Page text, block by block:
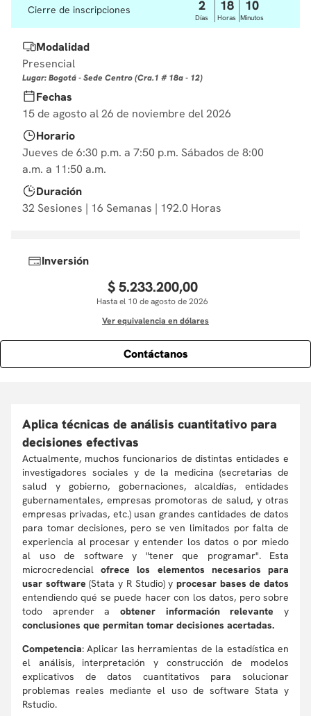
derecho
Cierre de inscripciones 2
Días
18
Horas
10
Minutos
Modalidad
Presencial
Lugar: Bogotá - Sede Centro (Cra.1 # 18a - 12)
Fechas
15 de agosto al 26 de noviembre del 2026
Horario
Jueves de 6:30 p.m. a 7:50 p.m. Sábados de 8:00
a.m. a 11:50 a.m.
Duración
32 Sesiones | 16 Semanas | 192.0 Horas
Inversión
$ 5.233.200,00
Hasta el 10 de agosto de 2026
Ver equivalencia en dólares
Contáctanos
Aplica técnicas de análisis cuantitativo para
decisiones efectivas
Actualmente, muchos funcionarios de distintas entidades e
investigadores sociales y de la medicina (secretarias de
salud y gobierno, gobernaciones, alcaldías, entidades
gubernamentales, empresas promotoras de salud, y otras
empresas privadas, etc.) usan grandes cantidades de datos
para tomar decisiones, pero se ven limitados por falta de
experiencia al procesar y entender los datos o por miedo
al uso de software y "tener que programar". Esta
microcredencialofrece los elementos necesarios para
usar software (Stata y R Studio) y procesar bases de datos
entendiendo qué se puede hacer con los datos, pero sobre
todo aprender a obtener información relevante y
conclusiones que permitan tomar decisiones acertadas.
Competencia: Aplicar las herramientas de la estadística en
el análisis, interpretación y construcción de modelos
explicativos de datos cuantitativos para solucionar
problemas reales mediante el uso de software Stata y
Rstudio.